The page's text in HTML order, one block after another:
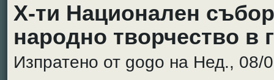
Х-ти Национален
народно творчество в
Изпратено от gogo на Нед., 08/